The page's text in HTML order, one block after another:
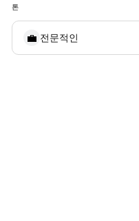
톤
💼 전문적인